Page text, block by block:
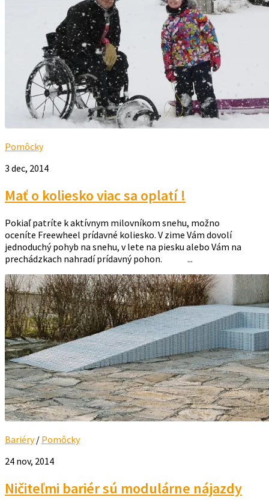
Pomôcky
3 dec, 2014
Mať o koliesko viac sa oplatí !
Pokiaľ patríte k aktívnym milovníkom snehu, možno
oceníte Freewheel prídavné koliesko. V zime Vám dovolí
jednoduchý pohyb na snehu, v lete na piesku alebo Vám na
prechádzkach nahradí prídavný pohon. ...
Bariéry/ Pomôcky
24 nov, 2014
Ničiteľmi bariér sú modulárne nájazdy